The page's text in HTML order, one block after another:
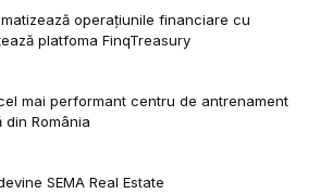
operațiunile financiare cu
platfoma FinqTreasury
mai performant centru de antrenament
România
SEMA Real Estate